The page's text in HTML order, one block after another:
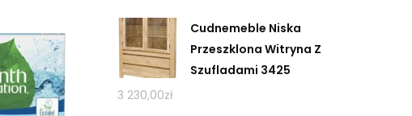
Cudnemeble Niska
Przeszklona Witryna Z
Szufladami 3425
3 230,00zł